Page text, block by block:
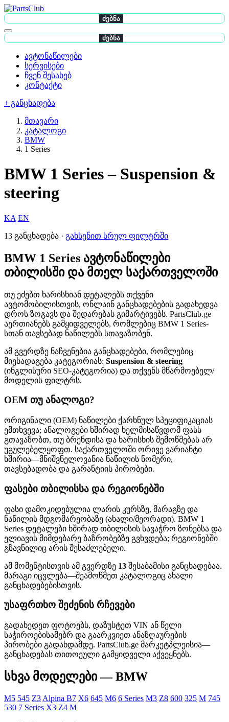
ძებნა
ძებნა
ავტონაწილები
სერვისები
ჩვენ შესახებ
კონტაქტი
+ განცხადება
მთავარი
კატალოგი
BMW
1 Series
BMW 1 Series – Suspension &
steering
KA EN
13 განცხადება · გახსენით სრულ ფილტრში
BMW 1 Series ავტონაწილები
თბილისში და მთელ საქართველოში
თუ ეძებთ ხარისხიან დეტალებს თქვენი
ავტომობილისთვის, ონლაინ განცხადებების გადახედვა
დროს ზოგავს და შედარებას გიმარტივებს. PartsClub.ge
აერთიანებს გამყიდველებს, რომლებიც BMW 1 Series-
სთან თავსებად ნაწილებს სთავაზობენ.
ამ გვერდზე ნაჩვენებია განცხადებები, რომლებიც
მიესადაგება კატეგორიას: Suspension & steering
(ინგლისური SEO-კატეგორია) და თქვენს მწარმოებელ/
მოდელის ფილტრს.
OEM თუ ანალოგი?
ორიგინალი (OEM) ნაწილები ქარხნულ სპეციფიკაციას
ემთხვევა; ანალოგები ხშირად ხელმისაწვდომ ფასს
გთავაზობთ, თუ ბრენდისა და ხარისხის შემოწმებას არ
უგულებელყოფთ. საქართველოში ორივე ვარიანტი
ხშირია—მნიშვნელოვანია ნაწილის ნომერი,
თავსებადობა და გარანტიის პირობები.
ფასები თბილისსა და რეგიონებში
ფასი დამოკიდებულია ლარის კურსზე, მარაგზე და
ნაწილის მდგომარეობაზე (ახალი/მეორადი). BMW 1
Series დეტალები ხშირად თბილისის სავაჭრო ზონებსა და
ელიავის მიმდებარე ბაზრობებზე გვხვდება; რეგიონებში
გზავნილიც არის შესაძლებელი.
ამ მომენტისთვის ამ გვერდზე 13 შესაბამისი განცხადებაა.
მარაგი იცვლება—შეამოწმეთ კატალოგიც ახალი
განცხადებებისთვის.
უსაფრთხო შეძენის რჩევები
გადახედეთ ფოტოებს, დაზუსტეთ VIN ან წელი
საჭიროებისამებრ და გაარკვიეთ ანაზღაურების
პირობები გადახდამდე. PartsClub.ge მარკეტპლეისია—
განცხადებას თითოეული გამყიდველი აქვეყნებს.
სხვა მოდელები — BMW
M5 545 Z3 Alpina B7 X6 645 M6 6 Series M3 Z8 600 325 M 745
530 7 Series X3 Z4 M